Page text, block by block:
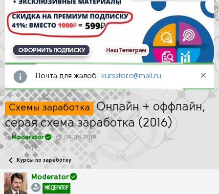
ОФОРМИТЬ ПОДПИСКУ Наш Телеграм
Почта для жалоб: kursstore@mail.ru
Схемы заработка Онлайн + оффлайн,
серая схема заработка (2016)
А
т
о
р
т
е
Moderator
Д
а
а
ч
09.08.2019
Курсы по заработку
Moderator
МОДЕРАТОР